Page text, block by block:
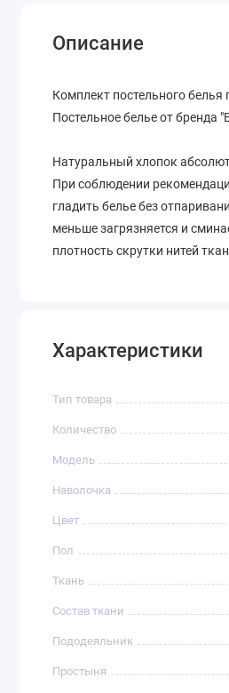
Описание
Комплект постельного
Постельное белье от бренда
Натуральный хлопок
При соблюдении
гладить белье без
меньше загрязняется и
плотность скрутки нитей
Характеристики
Тип товара
Количество
Модель
Наволочка
Цвет
Пол
Ткань
Состав ткани
Пододеяльник
Простыня